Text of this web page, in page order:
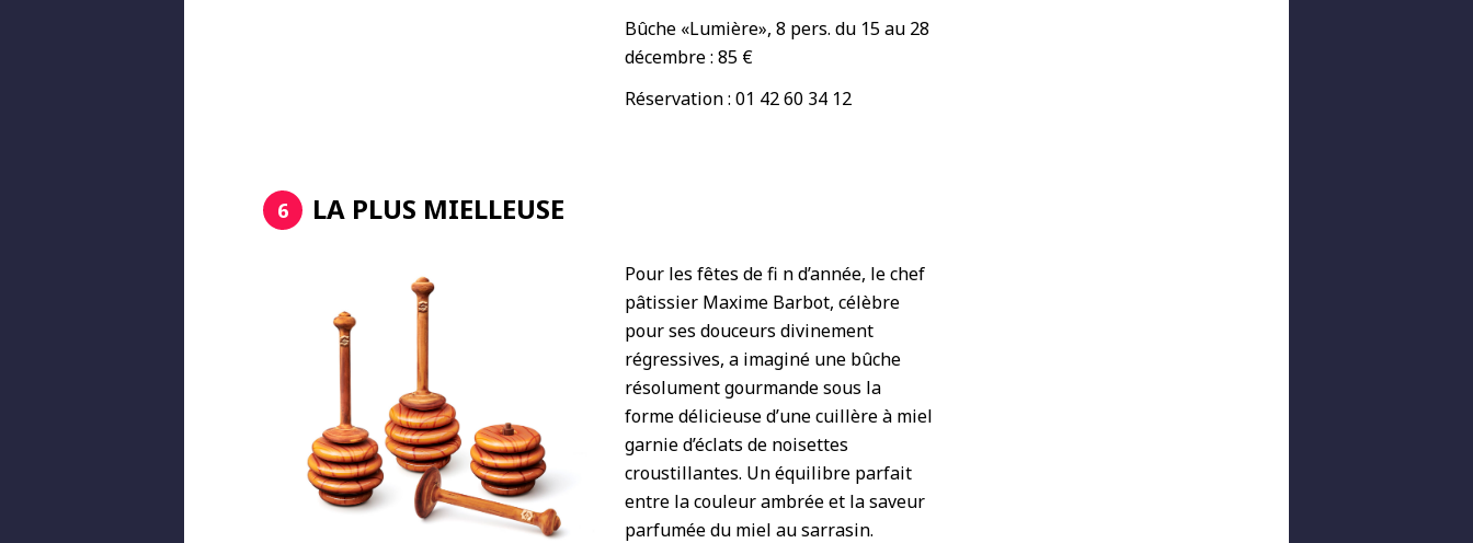
Bûche «Lumière», 8 pers. du 15 au 28
décembre : 85 €
Réservation : 01 42 60 34 12
6 LA PLUS MIELLEUSE
Pour les fêtes de fi n d’année, le chef
pâtissier Maxime Barbot, célèbre
pour ses douceurs divinement
régressives, a imaginé une bûche
résolument gourmande sous la
forme délicieuse d’une cuillère à miel
garnie d’éclats de noisettes
croustillantes. Un équilibre parfait
entre la couleur ambrée et la saveur
parfumée du miel au sarrasin.